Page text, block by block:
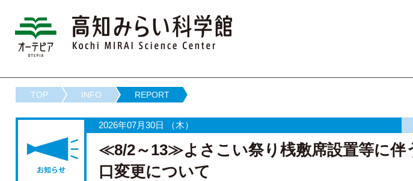
TOP INFO REPORT
2026年07月30日 （木）
≪8/2～13≫よさこい祭り桟敷席設置等に伴
口変更について